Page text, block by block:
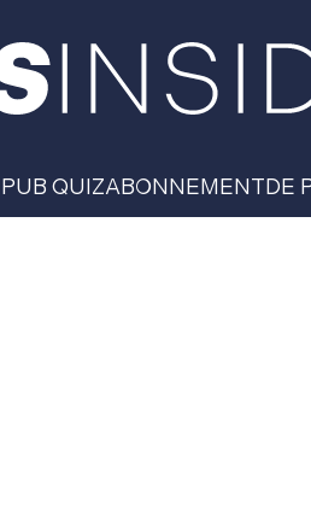
PUB QUIZABONNEMENTDE